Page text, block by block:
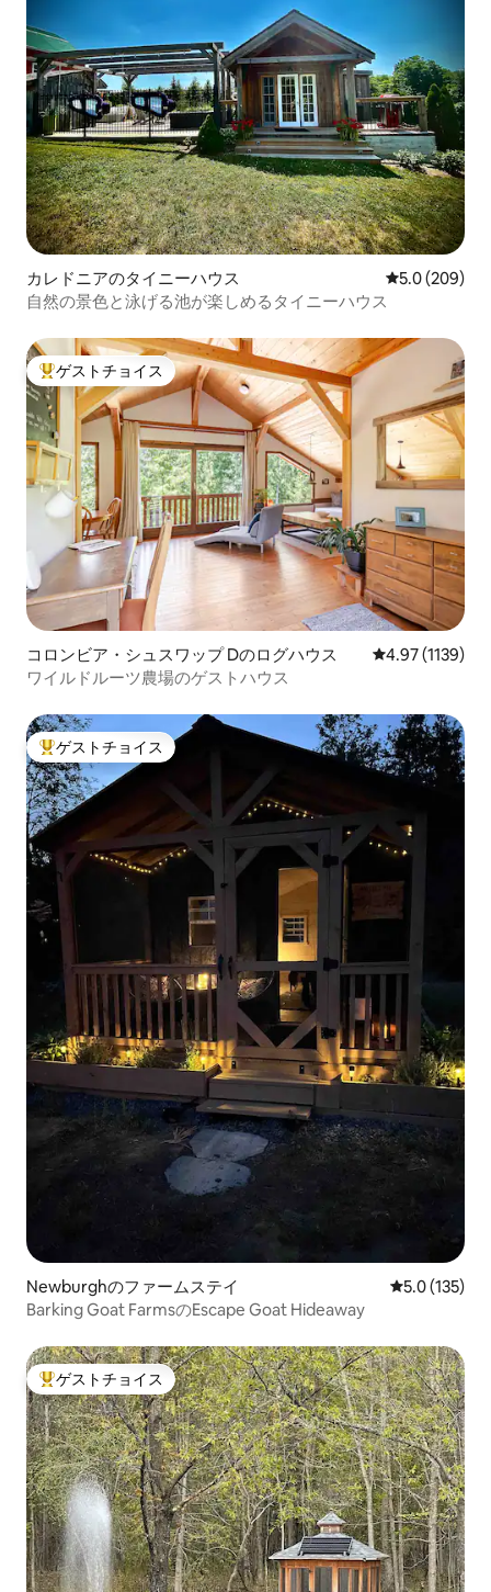
カレドニアのタイニーハウス レビュー209
5.0 (209)
自然の景色と泳げる池が楽しめるタイニーハウス
大好評のゲストチョイスです。
ゲストチョイス
コロンビア・シュスワップ Dのログハウス レビュー1139
4.97 (1139)
ワイルドルーツ農場のゲストハウス
大好評のゲストチョイスです。
ゲストチョイス
Newburghのファームステイ レビュー135
5.0 (135)
Barking Goat FarmsのEscape Goat Hideaway
大好評のゲストチョイスです。
ゲストチョイス